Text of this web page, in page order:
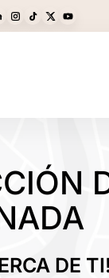
DE TI!